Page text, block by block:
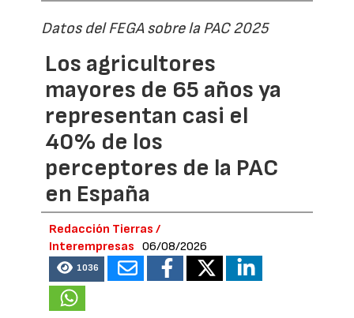
Datos del FEGA sobre la PAC 2025
Los agricultores
mayores de 65 años ya
representan casi el
40% de los
perceptores de la PAC
en España
Redacción Tierras /
Interempresas
06/08/2026
1036